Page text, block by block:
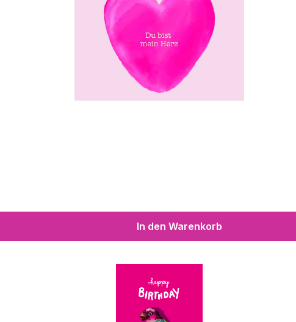
In den Warenkorb